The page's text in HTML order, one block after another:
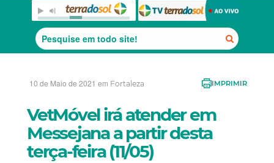
10 de Maio de 2021 em Fortaleza IMPRIMIR
VetMóvel irá atender em
Messejana a partir desta
terça-feira (11/05)